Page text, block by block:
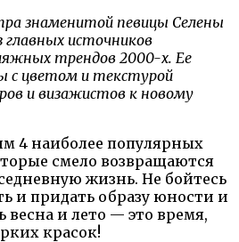
знаменитой певицы Селены
главных источников
трендов 2000-х. Ее
с цветом и текстурой
и визажистов к новому
4 наиболее популярных
смело возвращаются
жизнь. Не бойтесь
и придать образу юности и
весна и лето — это время,
красок!